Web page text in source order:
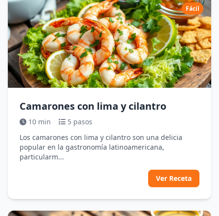
Fácil
Camarones con lima y cilantro
10 min
5 pasos
Los camarones con lima y cilantro son una delicia
popular en la gastronomía latinoamericana,
particularm...
Ver Receta